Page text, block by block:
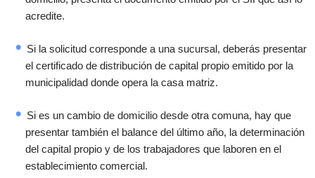
acredite.
Si la solicitud corresponde a una sucursal, deberás presentar
el certificado de distribución de capital propio emitido por la
municipalidad donde opera la casa matriz.
Si es un cambio de domicilio desde otra comuna, hay que
presentar también el balance del último año, la determinación
del capital propio y de los trabajadores que laboren en el
establecimiento comercial.